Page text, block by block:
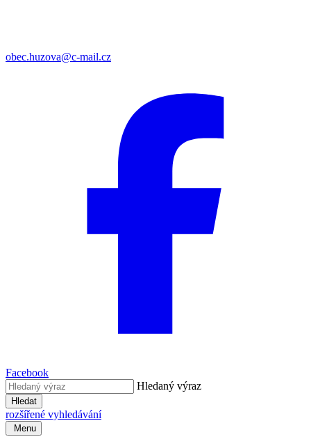
obec.huzova@c-mail.cz
Facebook
Hledaný výraz
Hledat
rozšířené vyhledávání
Menu